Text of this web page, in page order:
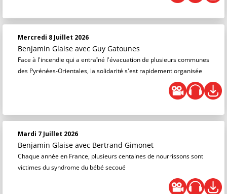
Mercredi 8 Juillet 2026
Benjamin Glaise avec Guy Gatounes
Face à l'incendie qui a entraîné l'évacuation de plusieurs communes
des Pyrénées-Orientales, la solidarité s'est rapidement organisée
Mardi 7 Juillet 2026
Benjamin Glaise avec Bertrand Gimonet
Chaque année en France, plusieurs centaines de nourrissons sont
victimes du syndrome du bébé secoué